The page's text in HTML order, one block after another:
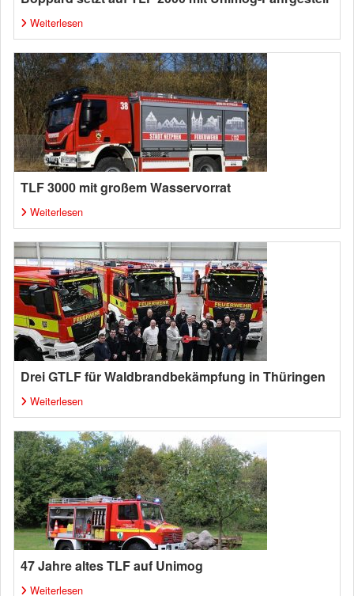
Weiterlesen
TLF 3000 mit großem Wasservorrat
Weiterlesen
Drei GTLF für Waldbrandbekämpfung in Thüringen
Weiterlesen
47 Jahre altes TLF auf Unimog
Weiterlesen